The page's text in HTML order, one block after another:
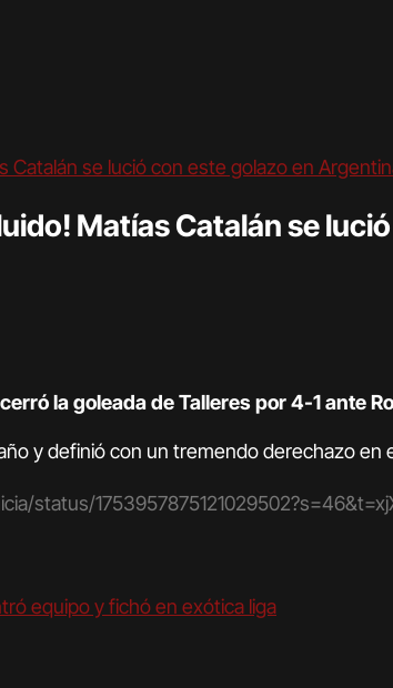
Matías Catalán se
la goleada de Talleres por 4-1 ante
y definió con un tremendo derechazo en
status/
equipo y fichó en exótica liga